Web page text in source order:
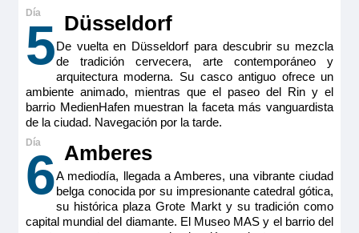
5 Düsseldorf
De vuelta en Düsseldorf para descubrir su mezcla
de tradición cervecera, arte contemporáneo y
arquitectura moderna. Su casco antiguo ofrece un
ambiente animado, mientras que el paseo del Rin y el
barrio MedienHafen muestran la faceta más vanguardista
de la ciudad. Navegación por la tarde.
6 Amberes
A mediodía, llegada a Amberes, una vibrante ciudad
belga conocida por su impresionante catedral gótica,
su histórica plaza Grote Markt y su tradición como
capital mundial del diamante. El Museo MAS y el barrio del